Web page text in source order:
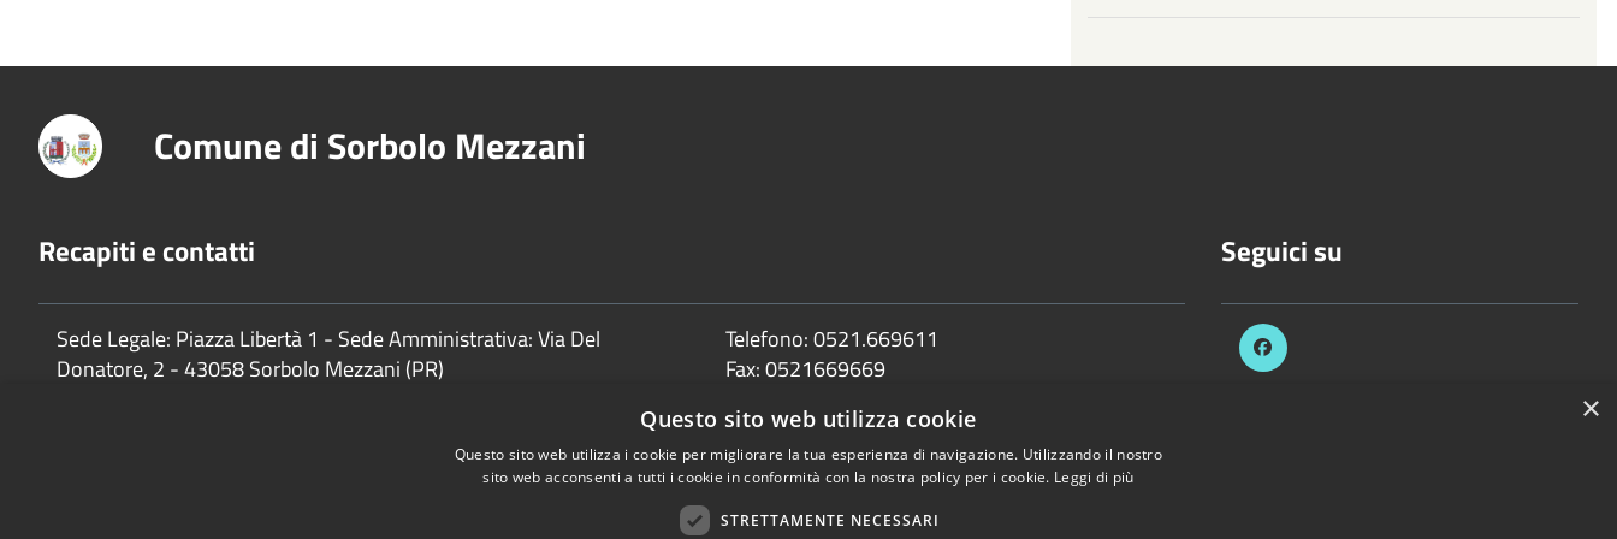
Comune di Sorbolo Mezzani
Recapiti e contatti
Sede Legale: Piazza Libertà 1 - Sede Amministrativa: Via Del
Donatore, 2 - 43058 Sorbolo Mezzani (PR)
Telefono:0521.669611
Fax:0521669669
Pec:
protocollo@postacert.comune.sorbolomezzani.pr.it
Seguici su
×
Questo sito web utilizza cookie
Questo sito web utilizza i cookie per migliorare la tua esperienza di navigazione. Utilizzando il nostro
sito web acconsenti a tutti i cookie in conformità con la nostra policy per i cookie. Leggi di più
STRETTAMENTE NECESSARI